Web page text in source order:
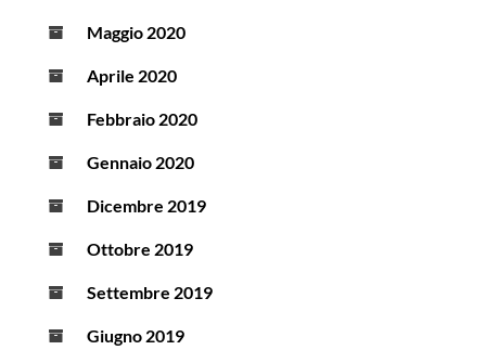
Maggio 2020
Aprile 2020
Febbraio 2020
Gennaio 2020
Dicembre 2019
Ottobre 2019
Settembre 2019
Giugno 2019